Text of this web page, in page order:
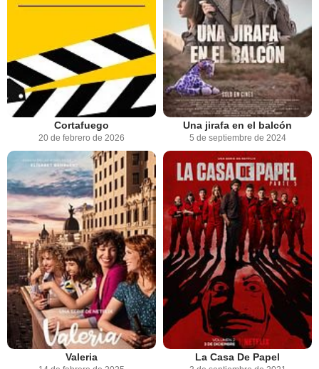
Cortafuego
20 de febrero de 2026
Una jirafa en el balcón
5 de septiembre de 2024
Valeria La Casa De Papel